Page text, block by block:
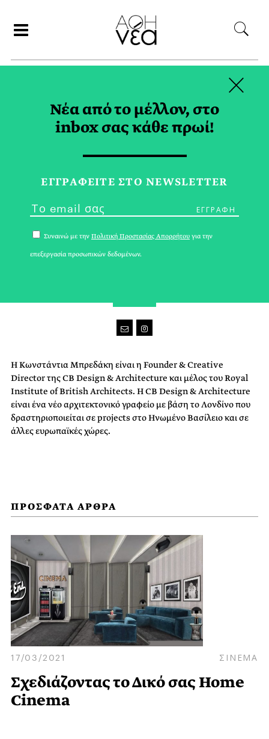
ΚΩΝΣΤΑΝΤΙΑ ΜΠΡΕΔΑΚΗ
Η Κωνστάντια Μπρεδάκη είναι η Founder & Creative
Director της CB Design & Architecture και μέλος του Royal
Institute of British Architects. Η CB Design & Architecture
είναι ένα νέο αρχιτεκτονικό γραφείο με βάση το Λονδίνο που
δραστηριοποιείται σε projects στο Ηνωμένο Βασίλειο και σε
άλλες ευρωπαϊκές χώρες.
ΠΡΟΣΦΑΤΑ ΑΡΘΡΑ
17/03/2021 ΣΙΝΕΜΑ
Σχεδιάζοντας το Δικό σας Home
Cinema
Νέα από το μέλλον, στο
inbox σας κάθε πρωί!
ΕΓΓPΑΦΕΙΤΕ ΣΤΟ NEWSLETTER
Συναινώ με την Πολιτική Προστασίας Απορρήτου για την
επεξεργασία προσωπικών δεδομένων.
×